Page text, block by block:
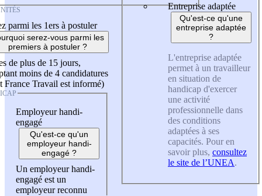
parmi les 1ers à postuler
serez-vous parmi les
premiers à postuler ?
de plus de 15 jours,
moins de 4 candidatures
France Travail est informé)
Employeur handi-
engagé
Qu'est-ce qu'un
employeur handi-
engagé ?
Un employeur handi-
engagé est un
employeur reconnu
Entreprise adaptée
Qu'est-ce qu'une
entreprise adaptée
?
L'entreprise adaptée
permet à un travailleur
en situation de
handicap d'exercer
une activité
professionnelle dans
des conditions
adaptées à ses
capacités. Pour en
savoir plus, consultez
le site de l’UNEA.